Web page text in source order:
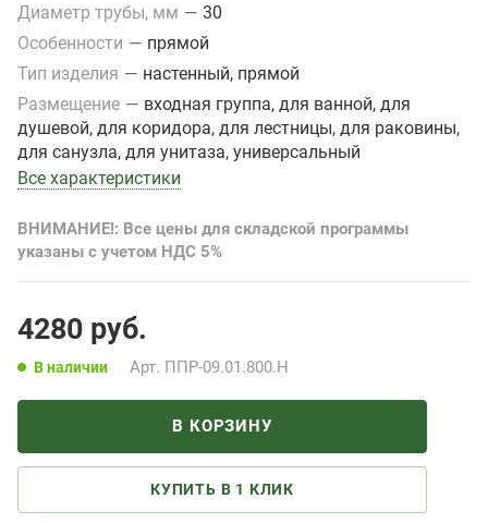
Диаметр трубы, мм — 30
Особенности — прямой
Тип изделия — настенный, прямой
Размещение — входная группа, для ванной, для
душевой, для коридора, для лестницы, для раковины,
для санузла, для унитаза, универсальный
Все характеристики
ВНИМАНИЕ!: Все цены для складской программы
указаны с учетом НДС 5%
4280 руб.
В наличии Арт. ППР-09.01.800.Н
В КОРЗИНУ
КУПИТЬ В 1 КЛИК